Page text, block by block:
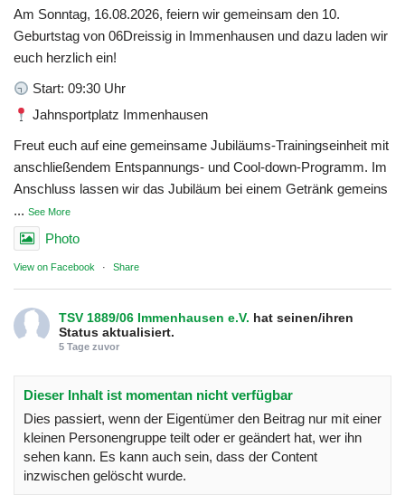
Am Sonntag, 16.08.2026, feiern wir gemeinsam den 10.
Geburtstag von 06Dreissig in Immenhausen und dazu laden wir
euch herzlich ein!
Start: 09:30 Uhr
Jahnsportplatz Immenhausen
Freut euch auf eine gemeinsame Jubiläums-Trainingseinheit mit
anschließendem Entspannungs- und Cool-down-Programm. Im
Anschluss lassen wir das Jubiläum bei einem Getränk gemeins
... See More
Photo
View on Facebook · Share
TSV 1889/06 Immenhausen e.V. hat seinen/ihren
Status aktualisiert.
5 Tage zuvor
Dieser Inhalt ist momentan nicht verfügbar
Dies passiert, wenn der Eigentümer den Beitrag nur mit einer
kleinen Personengruppe teilt oder er geändert hat, wer ihn
sehen kann. Es kann auch sein, dass der Content
inzwischen gelöscht wurde.